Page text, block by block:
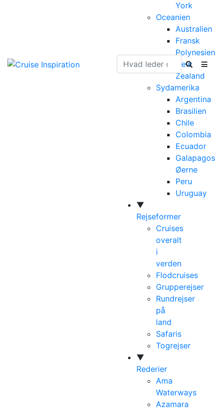
York
Oceanien
Australien
Fransk
Polynesien
New
Zealand
Sydamerika
Argentina
Brasilien
Chile
Colombia
Ecuador
Galapagos
Øerne
Peru
Uruguay
▼
Rejseformer
Cruises
overalt
i
verden
Flodcruises
Grupperejser
Rundrejser
på
land
Safaris
Togrejser
▼
Rederier
Ama
Waterways
Azamara